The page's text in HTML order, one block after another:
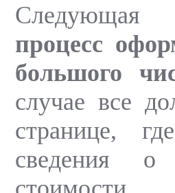
процесс
большого
случае все
странице,
сведения о